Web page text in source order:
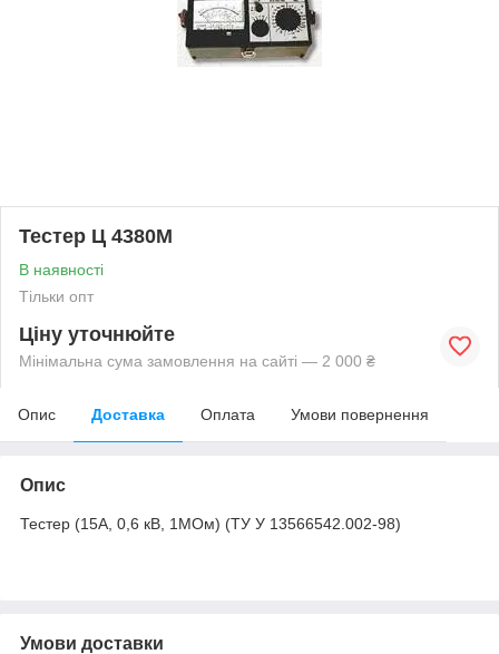
Тестер Ц 4380М
В наявності
Тільки опт
Ціну уточнюйте
Мінімальна сума замовлення на сайті — 2 000 ₴
Опис Доставка Оплата Умови повернення
Опис
Тестер (15А, 0,6 кВ, 1МОм) (ТУ У 13566542.002-98)
Умови доставки